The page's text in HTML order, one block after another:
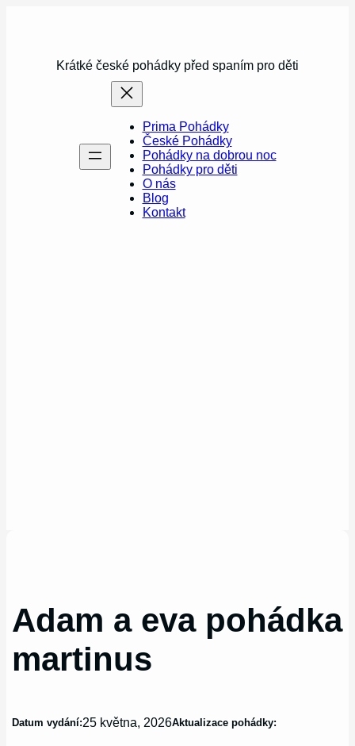
Krátké české pohádky před spaním pro děti
Prima Pohádky
České Pohádky
Pohádky na dobrou noc
Pohádky pro děti
O nás
Blog
Kontakt
Adam a eva pohádka
martinus
Datum vydání:25 května, 2026Aktualizace pohádky: